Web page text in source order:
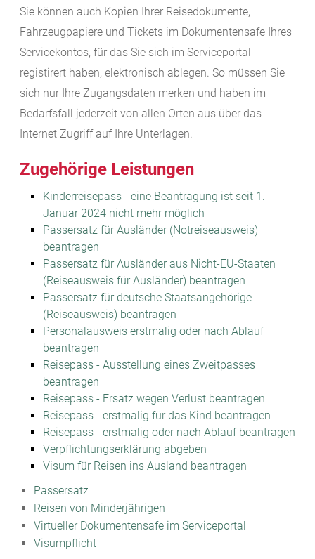
Passersatz
Reisen von Minderjährigen
Virtueller Dokumentensafe im Serviceportal
Visumpflicht
Sie können auch Kopien Ihrer Reisedokumente,
Fahrzeugpapiere und Tickets im Dokumentensafe Ihres
Servicekontos, für das Sie sich im Serviceportal
registirert haben, elektronisch ablegen. So müssen Sie
sich nur Ihre Zugangsdaten merken und haben im
Bedarfsfall jederzeit von allen Orten aus über das
Internet Zugriff auf Ihre Unterlagen.
Zugehörige Leistungen
Kinderreisepass - eine Beantragung ist seit 1.
Januar 2024 nicht mehr möglich
Passersatz für Ausländer (Notreiseausweis)
beantragen
Passersatz für Ausländer aus Nicht-EU-Staaten
(Reiseausweis für Ausländer) beantragen
Passersatz für deutsche Staatsangehörige
(Reiseausweis) beantragen
Personalausweis erstmalig oder nach Ablauf
beantragen
Reisepass - Ausstellung eines Zweitpasses
beantragen
Reisepass - Ersatz wegen Verlust beantragen
Reisepass - erstmalig für das Kind beantragen
Reisepass - erstmalig oder nach Ablauf beantragen
Verpflichtungserklärung abgeben
Visum für Reisen ins Ausland beantragen